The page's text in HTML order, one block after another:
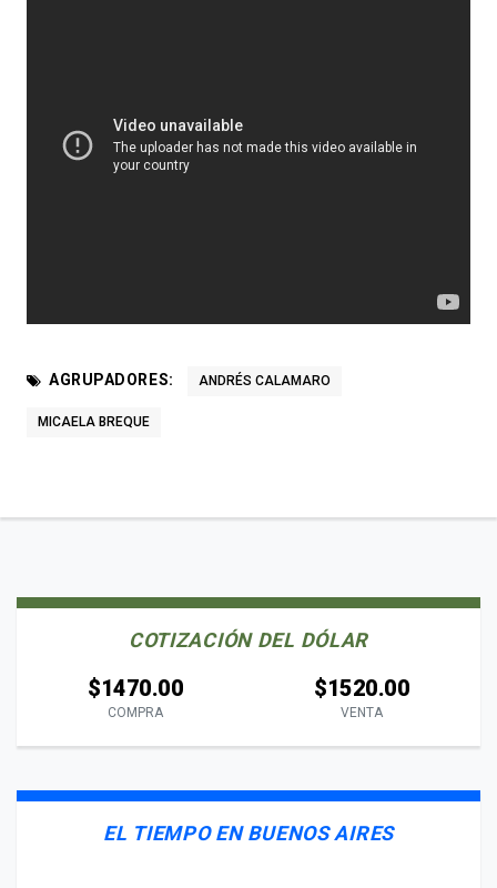
AGRUPADORES: ANDRÉS CALAMARO
MICAELA BREQUE
COTIZACIÓN DEL DÓLAR
$1470.00
COMPRA
$1520.00
VENTA
EL TIEMPO EN BUENOS AIRES